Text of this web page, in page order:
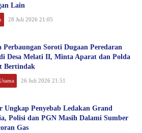
Lain
28 Juli 2026 21:05
Perbaungan Soroti Dugaan Peredaran
Desa Melati II, Minta Aparat dan Polda
Bertindak
26 Juli 2026 21:51
Ungkap Penyebab Ledakan Grand
Polisi dan PGN Masih Dalami Sumber
Gas